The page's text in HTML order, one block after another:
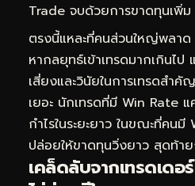
Trade จบด้วยการขาดทุนเพิ่ม
ตรงนี้แหละที่คนส่วนใหญ่พลา
หากลยุทธ์เข้าเทรดมากเกินไป
เสี่ยงและวินัยในการเทรดสำ
เยอะ นักเทรดที่มี Win Rate
กำไรในระยะยาว ในขณะที่คน
ปล่อยให้ขาดทุนวิ่งยาว สุดท้า
เคล็ดลับจากเทรดเด